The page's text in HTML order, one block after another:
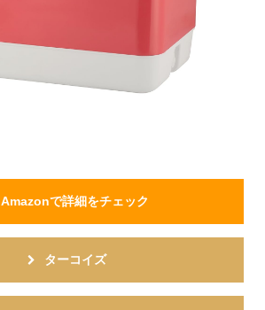
Amazonで詳細をチェック
ターコイズ